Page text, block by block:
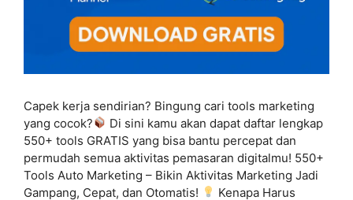
Capek kerja sendirian? Bingung cari tools marketing
yang cocok?
Di sini kamu akan dapat daftar lengkap
550+ tools GRATIS yang bisa bantu percepat dan
permudah semua aktivitas pemasaran digitalmu! 550+
Tools Auto Marketing – Bikin Aktivitas Marketing Jadi
Gampang, Cepat, dan Otomatis!
Kenapa Harus